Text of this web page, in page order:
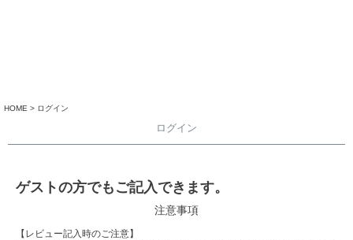
HOME ログイン
ログイン
ゲストの方でもご記入できます。
注意事項
【レビュー記入時のご注意】